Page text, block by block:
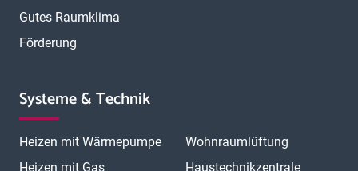
Gutes Raumklima
Förderung
Systeme & Technik
Heizen mit Wärmepumpe
Heizen mit Gas
Wohnraumlüftung
Haustechnikzentrale